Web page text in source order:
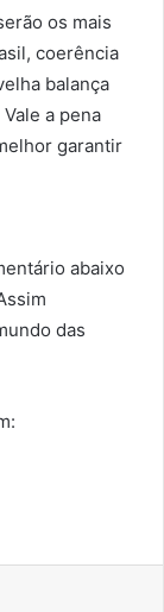
os mais
coerência
balança
a pena
garantir
abaixo
das